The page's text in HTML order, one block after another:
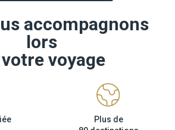
accompagnons
lors
voyage
Plus de